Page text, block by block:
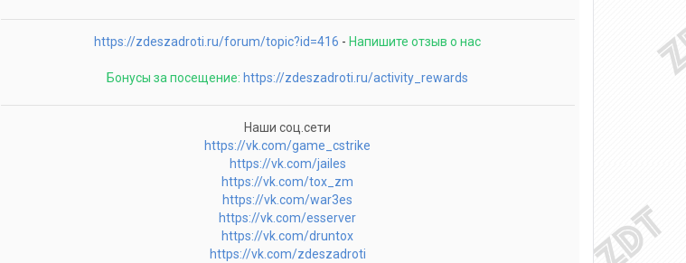
https://zdeszadroti.ru/forum/topic?id=416 - Напишите отзыв о нас
Бонусы за посещение: https://zdeszadroti.ru/activity_rewards
Наши соц.сети
https://vk.com/game_cstrike
https://vk.com/jailes
https://vk.com/tox_zm
https://vk.com/war3es
https://vk.com/esserver
https://vk.com/druntox
https://vk.com/zdeszadroti